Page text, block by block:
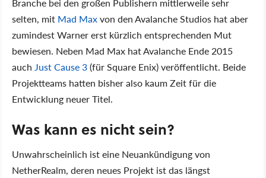
Branche bei den großen Publishern mittlerweile sehr
selten, mit Mad Maxvon den Avalanche Studios hat aber
zumindest Warner erst kürzlich entsprechenden Mut
bewiesen. Neben Mad Max hat Avalanche Ende 2015
auch Just Cause 3(für Square Enix) veröffentlicht. Beide
Projektteams hatten bisher also kaum Zeit für die
Entwicklung neuer Titel.
Was kann es nicht sein?
Unwahrscheinlich ist eine Neuankündigung von
NetherRealm, deren neues Projekt ist das längst